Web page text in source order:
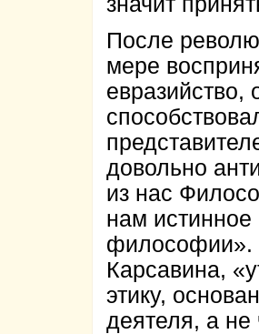
После
мере
евразийство,
довольно
из нас
нам
философии».
Карсавина,
этику,
деятеля, а не